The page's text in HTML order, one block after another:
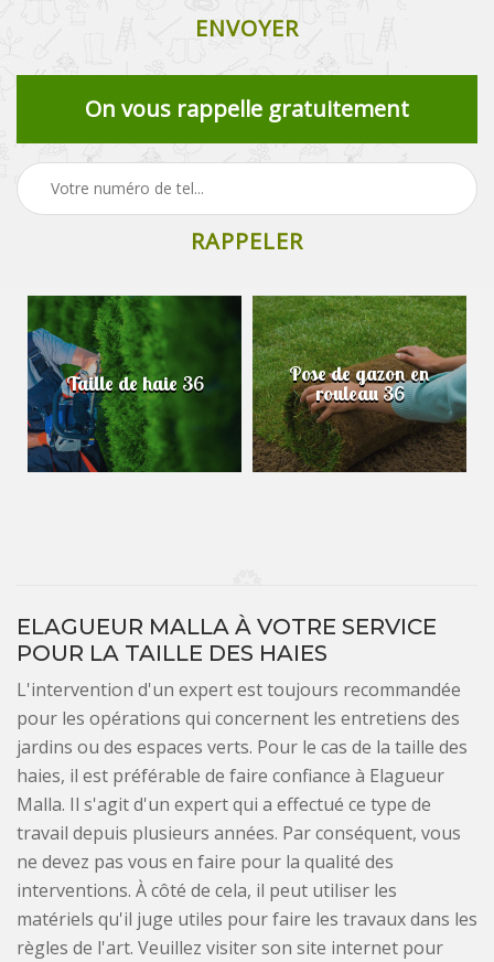
On vous rappelle gratuitement
Taille de haie 36 Pose de gazon en
rouleau 36
ELAGUEUR MALLA À VOTRE SERVICE
POUR LA TAILLE DES HAIES
L'intervention d'un expert est toujours recommandée
pour les opérations qui concernent les entretiens des
jardins ou des espaces verts. Pour le cas de la taille des
haies, il est préférable de faire confiance à Elagueur
Malla. Il s'agit d'un expert qui a effectué ce type de
travail depuis plusieurs années. Par conséquent, vous
ne devez pas vous en faire pour la qualité des
interventions. À côté de cela, il peut utiliser les
matériels qu'il juge utiles pour faire les travaux dans les
règles de l'art. Veuillez visiter son site internet pour